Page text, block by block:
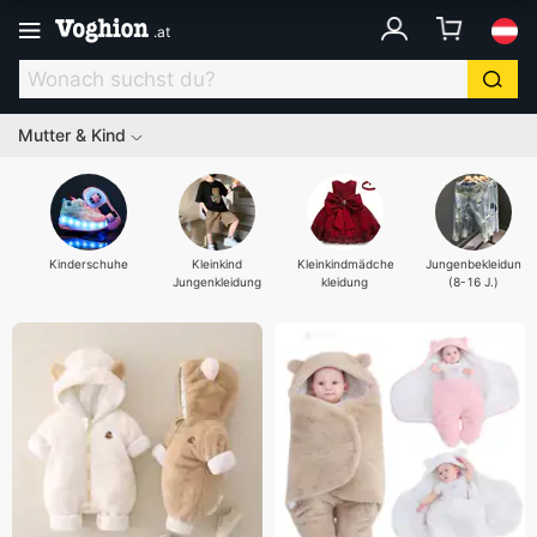
.at
Mutter & Kind
Kinderschuhe
Kleinkind
Jungenkleidung
Kleinkindmädchen-
kleidung
Jungenbekleidung
(8-16 J.)